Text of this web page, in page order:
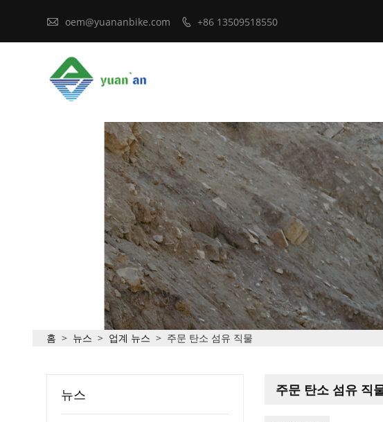
 oem@yuananbike.com  +86 13509518550
홈 > 뉴스 > 업계 뉴스 > 주문 탄소 섬유 직물
주문 탄소 섬유 직
뉴스